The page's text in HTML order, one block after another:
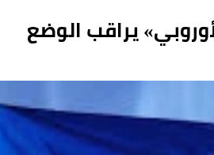
يراقب الوضع